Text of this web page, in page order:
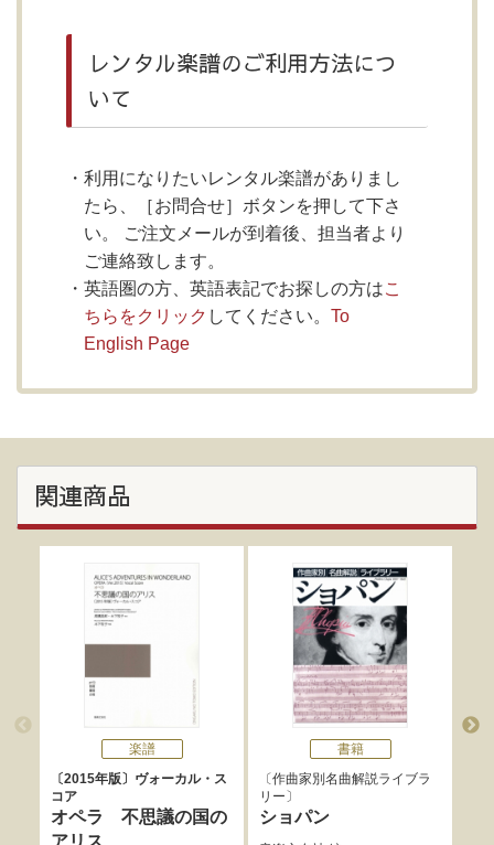
レンタル楽譜のご利用方法につ
いて
利用になりたいレンタル楽譜がありまし
たら、［お問合せ］ボタンを押して下さ
い。 ご注文メールが到着後、担当者より
ご連絡致します。
英語圏の方、英語表記でお探しの方はこ
ちらをクリック してください。 To
English Page
関連商品
楽譜
〔2015年版〕ヴォーカル・ス
コア
オペラ 不思議の国の
アリス
書籍
作曲家別名曲解説ライブラ
リー
ショパン